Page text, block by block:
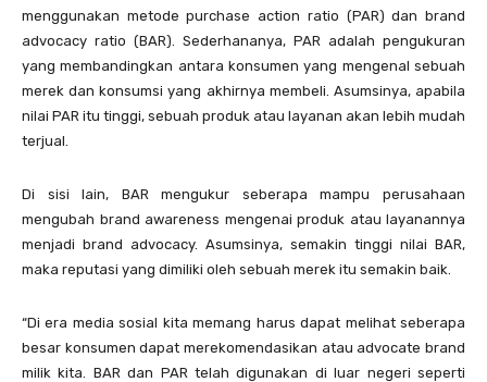
menggunakan metode purchase action ratio (PAR) dan brand
advocacy ratio (BAR). Sederhananya, PAR adalah pengukuran
yang membandingkan antara konsumen yang mengenal sebuah
merek dan konsumsi yang akhirnya membeli. Asumsinya, apabila
nilai PAR itu tinggi, sebuah produk atau layanan akan lebih mudah
terjual.
Di sisi lain, BAR mengukur seberapa mampu perusahaan
mengubah brand awareness mengenai produk atau layanannya
menjadi brand advocacy. Asumsinya, semakin tinggi nilai BAR,
maka reputasi yang dimiliki oleh sebuah merek itu semakin baik.
“Di era media sosial kita memang harus dapat melihat seberapa
besar konsumen dapat merekomendasikan atau advocate brand
milik kita. BAR dan PAR telah digunakan di luar negeri seperti